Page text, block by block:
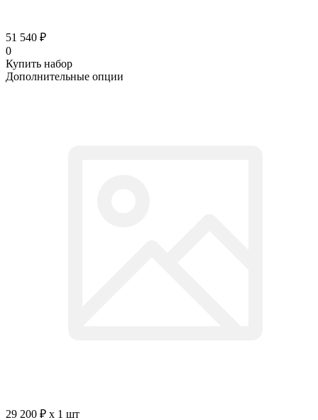
51 540 ₽
0
Купить набор
Дополнительные опции
29 200 ₽ x 1 шт